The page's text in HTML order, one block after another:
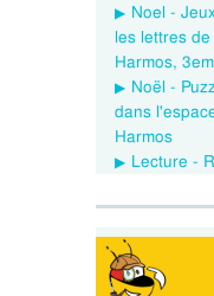
Noel -
les lettres
Harmos,
Noël -
dans
Harmos
Lecture -